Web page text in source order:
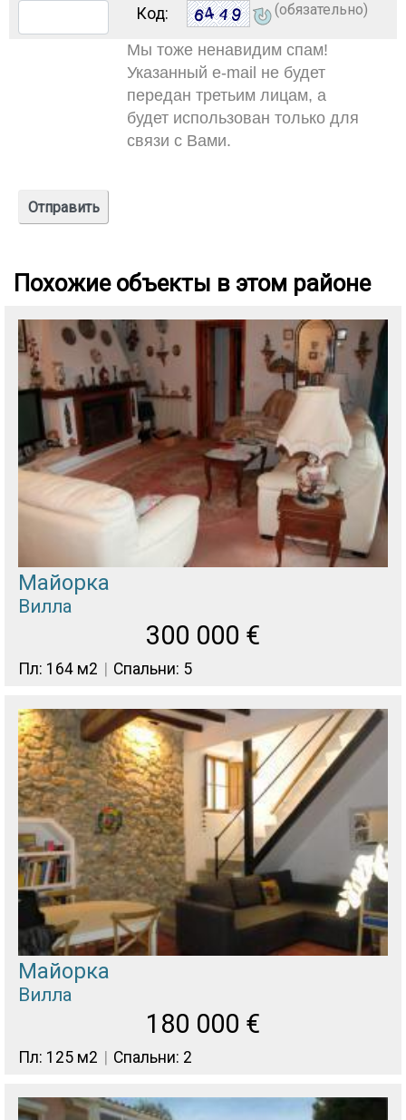
Код: (обязательно)
Мы тоже ненавидим спам!
Указанный e-mail не будет
передан третьим лицам, а
будет использован только для
связи с Вами.
Похожие объекты в этом районе
Майорка
Вилла
300 000 €
Пл: 164 м2 Спальни: 5
Майорка
Вилла
180 000 €
Пл: 125 м2 Спальни: 2